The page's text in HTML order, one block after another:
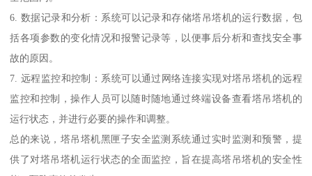
6. 数据记录和分析：系统可以记录和存储塔吊塔机的运行数据，包
括各项参数的变化情况和报警记录等，以便事后分析和查找安全事
故的原因。
7. 远程监控和控制：系统可以通过网络连接实现对塔吊塔机的远程
监控和控制，操作人员可以随时随地通过终端设备查看塔吊塔机的
运行状态，并进行必要的操作和调整。
总的来说，塔吊塔机黑匣子安全监测系统通过实时监测和预警，提
供了对塔吊塔机运行状态的全面监控，旨在提高塔吊塔机的安全性